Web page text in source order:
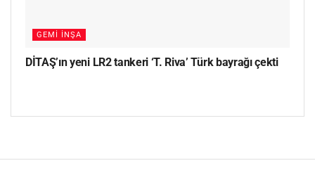
GEMI İNŞA
DİTAŞ’ın yeni LR2 tankeri ‘T. Riva’ Türk bayrağı çekti